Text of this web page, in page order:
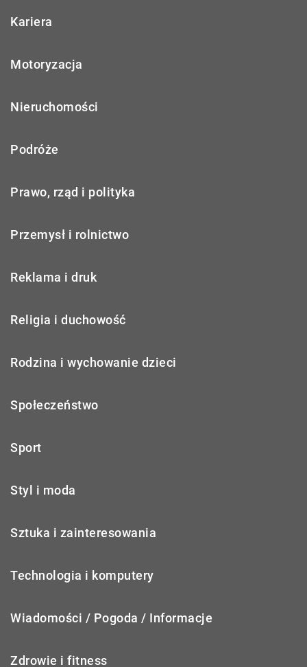
Kariera
Motoryzacja
Nieruchomości
Podróże
Prawo, rząd i polityka
Przemysł i rolnictwo
Reklama i druk
Religia i duchowość
Rodzina i wychowanie dzieci
Społeczeństwo
Sport
Styl i moda
Sztuka i zainteresowania
Technologia i komputery
Wiadomości / Pogoda / Informacje
Zdrowie i fitness